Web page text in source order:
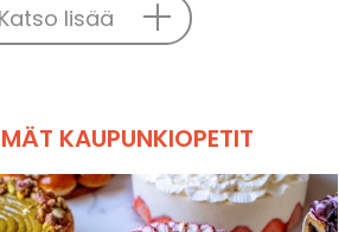
Katso lisää
KAUPUNKIOPETIT